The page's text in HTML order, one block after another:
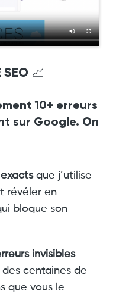
SEO 📈
10+ erreurs
sur Google. On
que j’utilise
révéler en
bloque son
invisibles
centaines de
que vous le